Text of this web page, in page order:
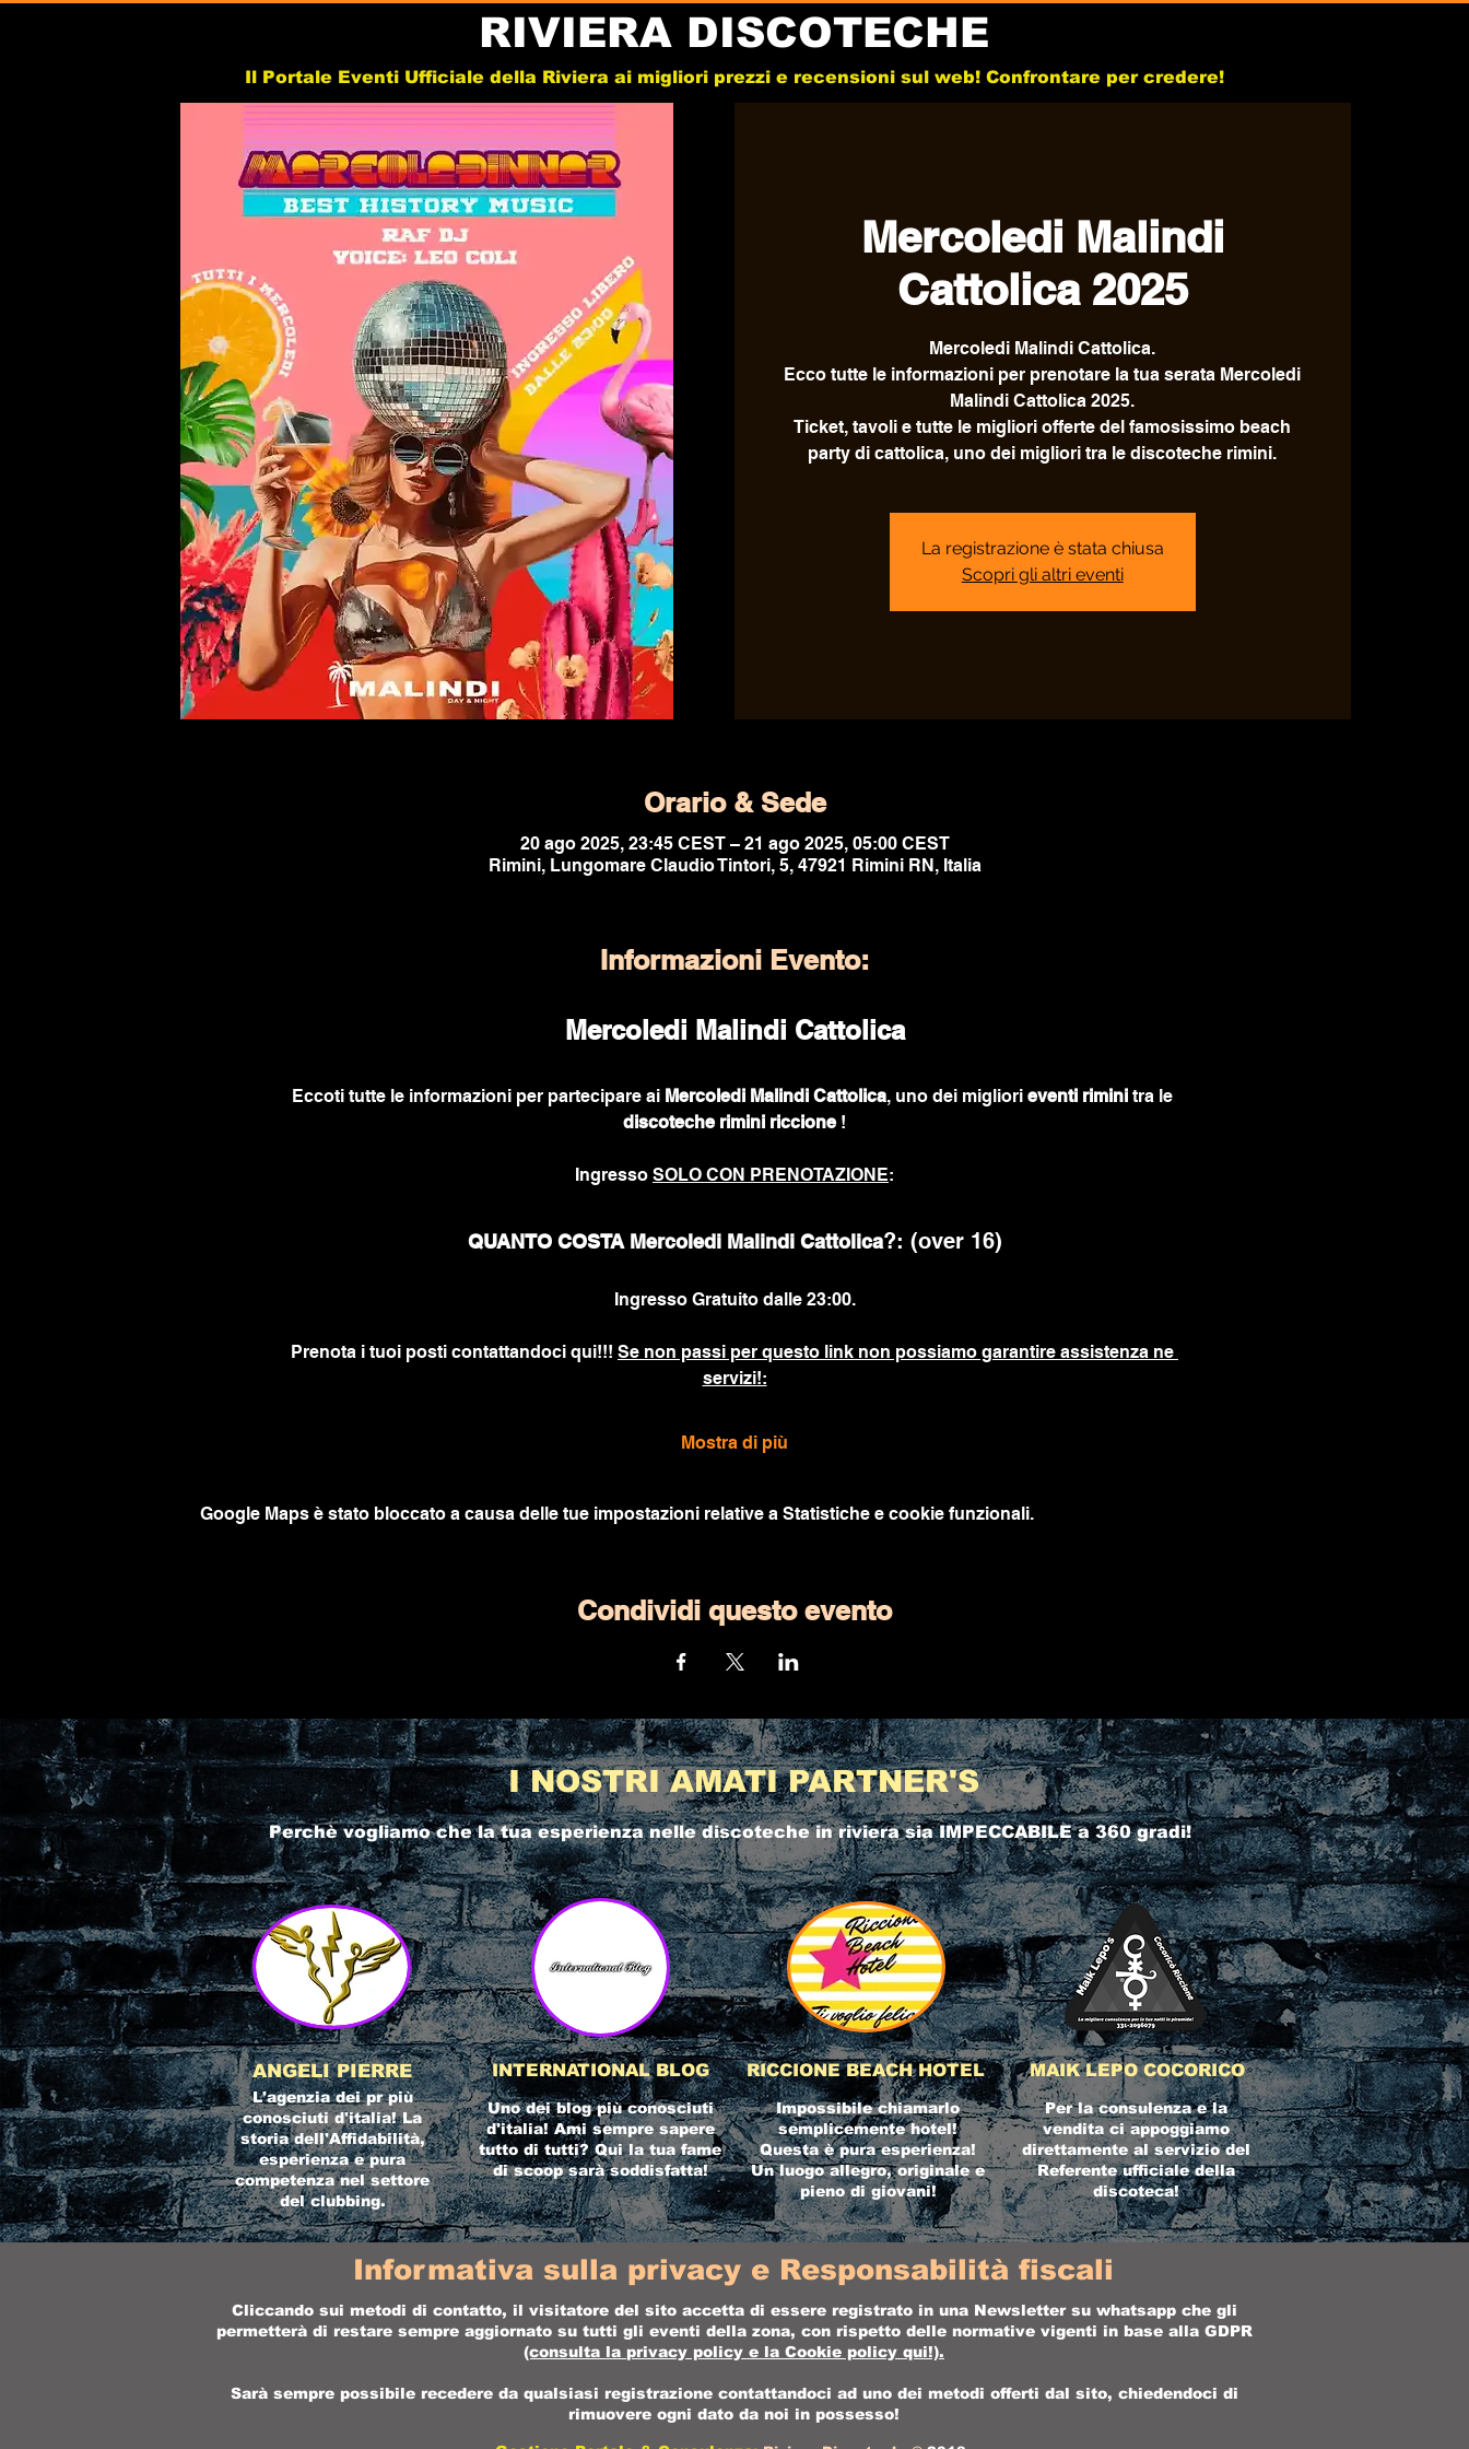
RIVIERA DISCOTECHE
Il Portale Eventi Ufficiale della Riviera ai migliori prezzi e recensioni sul web! Confrontare per credere!
Mercoledi Malindi
Cattolica 2025
Mercoledi Malindi Cattolica.
Ecco tutte le informazioni per prenotare la tua serata Mercoledi
Malindi Cattolica 2025.
Ticket, tavoli e tutte le migliori offerte del famosissimo beach
party di cattolica, uno dei migliori tra le discoteche rimini.
La registrazione è stata chiusa
Scopri gli altri eventi
Orario & Sede
20 ago 2025, 23:45 CEST – 21 ago 2025, 05:00 CEST
Rimini, Lungomare Claudio Tintori, 5, 47921 Rimini RN, Italia
Informazioni Evento:
Mercoledi Malindi Cattolica
Eccoti tutte le informazioni per partecipare ai Mercoledi Malindi Cattolica, uno dei migliori eventi rimini tra le
discoteche rimini riccione !
Ingresso SOLO CON PRENOTAZIONE:
QUANTO COSTA Mercoledi Malindi Cattolica?: (over 16)
Ingresso Gratuito dalle 23:00.
Prenota i tuoi posti contattandoci qui!!! Se non passi per questo link non possiamo garantire assistenza ne
servizi!:
Mostra di più
Google Maps è stato bloccato a causa delle tue impostazioni relative a Statistiche e cookie funzionali.
Condividi questo evento
I NOSTRI AMATI PARTNER'S
Perchè vogliamo che la tua esperienza nellediscoteche in rivierasia IMPECCABILE a 360 gradi!
ANGELI PIERRE
L'agenzia dei pr più
conosciuti d'italia! La
storia dell'Affidabilità,
esperienza e pura
competenza nel settore
del clubbing.
INTERNATIONAL BLOG
Uno dei blog più conosciuti
d'italia! Ami sempre sapere
tutto di tutti? Qui la tua fame
di scoop sarà soddisfatta!
RICCIONE BEACH HOTEL
Impossibile chiamarlo
semplicemente hotel!
Questa è pura esperienza!
Un luogo allegro, originale e
pieno di giovani!
MAIK LEPO COCORICO
Per la consulenza e la
vendita ci appoggiamo
direttamente al servizio del
Referente ufficiale della
discoteca!
Informativa sulla privacy e Responsabilità fiscali
Cliccando sui metodi di contatto, il visitatore del sito accetta di essere registrato in una Newsletter su whatsapp che gli
permetterà di restare sempre aggiornato su tutti gli eventi della zona, con rispetto delle normative vigenti in base alla GDPR
(consulta la privacy policy e la Cookie policy qui!).
Sarà sempre possibile recedere da qualsiasi registrazione contattandoci ad uno dei metodi offerti dal sito, chiedendoci di
rimuovere ogni dato da noi in possesso!